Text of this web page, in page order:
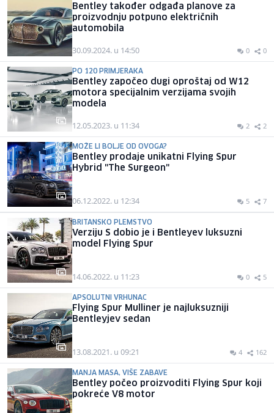
Bentley također odgađa planove za
proizvodnju potpuno električnih
automobila
30.09.2024. u 14:50 0 0
PO 120 PRIMJERAKA
Bentley započeo dugi oproštaj od W12
motora specijalnim verzijama svojih
modela
12.05.2023. u 11:34 2 2
MOŽE LI BOLJE OD OVOGA?
Bentley prodaje unikatni Flying Spur
Hybrid "The Surgeon"
06.12.2022. u 12:34 5 7
BRITANSKO PLEMSTVO
Verziju S dobio je i Bentleyev luksuzni
model Flying Spur
14.06.2022. u 11:23 0 5
APSOLUTNI VRHUNAC
Flying Spur Mulliner je najluksuzniji
Bentleyjev sedan
13.08.2021. u 09:21 4 162
MANJA MASA, VIŠE ZABAVE
Bentley počeo proizvoditi Flying Spur koji
pokreće V8 motor